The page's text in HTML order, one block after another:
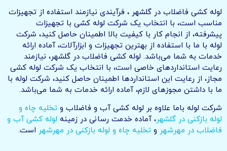
لوله کشی فاضلاب در گلشهر ، فرآیندی نیازمند استفاده از تجهیزات
مناسب است، با انتخاب یک شرکت لوله کشی با تجهیزات
پیشرفته، از انجام کار با کیفیت بالا اطمینان حاصل کنید، شرکت
لوله با ما با استفاده از بهترین تجهیزات و ابزارآلات، آماده ارائه
خدمات به شما می‌باشد. لوله کشی فاضلاب در گلشهر، نیازمند
رعایت استانداردهای خاصی است، با انتخاب یک شرکت لوله کشی
مجاز، از رعایت این استانداردها اطمینان حاصل کنید، شرکت لوله با
ما با داشتن مجوزهای لازم، آماده ارائه خدمات به شما می‌باشد.
شرکت لوله باما علاوه بر لوله کشی آب و فاضلاب و تخلیه چاه و
لوله بازکنی در گلشهر، آماده خدمت رسانی در زمینه لوله کشی آب و
فاضلاب در مهرشهر و تخلیه چاه و لوله بازکنی در مهرشهر است.